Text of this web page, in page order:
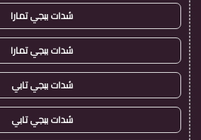
شدات ببجي تمارا
شدات ببجي تمارا
شدات ببجي تابي
شدات ببجي تابي